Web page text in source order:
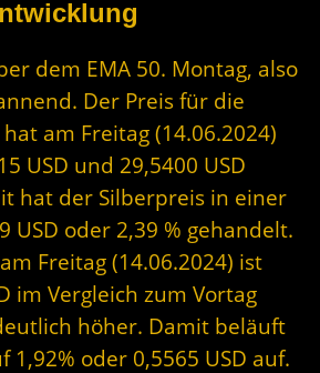
dem EMA 50. Montag, also
Der Preis für die
am Freitag (14.06.2024)
USD und 29,5400 USD
hat der Silberpreis in einer
USD oder 2,39 % gehandelt.
Freitag (14.06.2024) ist
im Vergleich zum Vortag
höher. Damit beläuft
1,92% oder 0,5565 USD auf.